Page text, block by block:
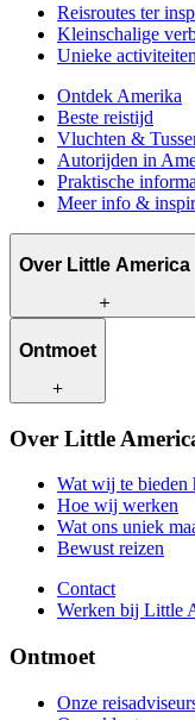
Reisroutes ter
Kleinschalige
Unieke activiteiten
Ontdek Amerika
Beste reistijd
Vluchten &
Autorijden in
Praktische
Meer info &
Over Little America
Wat wij te bieden
Wat ons uniek
Contact
Werken bij Little
Ontmoet
Onze
Over Little
Wat wij te bieden
Hoe wij werken
Wat ons uniek
Bewust reizen
Contact
Werken bij Little
Ontmoet
Onze